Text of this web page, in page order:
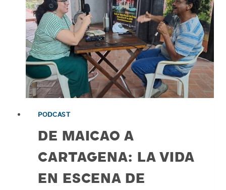
PODCAST
DE MAICAO A
CARTAGENA: LA VIDA
EN ESCENA DE